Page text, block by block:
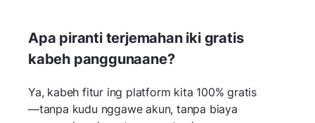
Apa piranti terjemahan iki gratis
kabeh panggunaane?
Ya, kabeh fitur ing platform kita 100% gratis
—tanpa kudu nggawe akun, tanpa biaya